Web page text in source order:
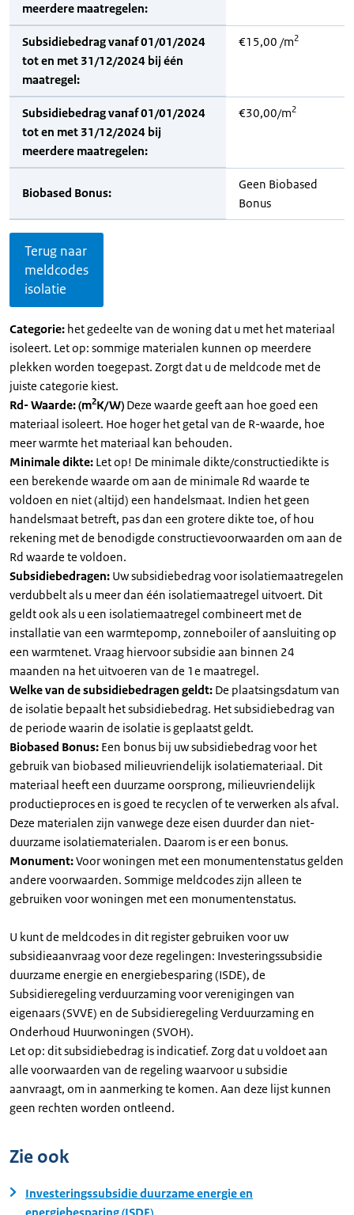
meerdere maatregelen:
Subsidiebedrag vanaf 01/01/2024
tot en met 31/12/2024 bij één
maatregel:
€15,00 /m2
Subsidiebedrag vanaf 01/01/2024
tot en met 31/12/2024 bij
meerdere maatregelen:
€30,00/m2
Biobased Bonus:
Geen Biobased
Bonus
Terug naar
meldcodes
isolatie
Categorie: het gedeelte van de woning dat u met het materiaal
isoleert. Let op: sommige materialen kunnen op meerdere
plekken worden toegepast. Zorgt dat u de meldcode met de
juiste categorie kiest.
Rd- Waarde: (m2K/W) Deze waarde geeft aan hoe goed een
materiaal isoleert. Hoe hoger het getal van de R-waarde, hoe
meer warmte het materiaal kan behouden.
Minimale dikte: Let op! De minimale dikte/constructiedikte is
een berekende waarde om aan de minimale Rd waarde te
voldoen en niet (altijd) een handelsmaat. Indien het geen
handelsmaat betreft, pas dan een grotere dikte toe, of hou
rekening met de benodigde constructievoorwaarden om aan de
Rd waarde te voldoen.
Subsidiebedragen: Uw subsidiebedrag voor isolatiemaatregelen
verdubbelt als u meer dan één isolatiemaatregel uitvoert. Dit
geldt ook als u een isolatiemaatregel combineert met de
installatie van een warmtepomp, zonneboiler of aansluiting op
een warmtenet. Vraag hiervoor subsidie aan binnen 24
maanden na het uitvoeren van de 1e maatregel.
Welke van de subsidiebedragen geldt: De plaatsingsdatum van
de isolatie bepaalt het subsidiebedrag. Het subsidiebedrag van
de periode waarin de isolatie is geplaatst geldt.
Biobased Bonus: Een bonus bij uw subsidiebedrag voor het
gebruik van biobased milieuvriendelijk isolatiemateriaal. Dit
materiaal heeft een duurzame oorsprong, milieuvriendelijk
productieproces en is goed te recyclen of te verwerken als afval.
Deze materialen zijn vanwege deze eisen duurder dan niet-
duurzame isolatiematerialen. Daarom is er een bonus.
Monument:Voor woningen met een monumentenstatus gelden
andere voorwaarden. Sommige meldcodes zijn alleen te
gebruiken voor woningen met een monumentenstatus.
U kunt de meldcodes in dit register gebruiken voor uw
subsidieaanvraag voor deze regelingen: Investeringssubsidie
duurzame energie en energiebesparing (ISDE), de
Subsidieregeling verduurzaming voor verenigingen van
eigenaars (SVVE) en de Subsidieregeling Verduurzaming en
Onderhoud Huurwoningen (SVOH).
Let op: dit subsidiebedrag is indicatief. Zorg dat u voldoet aan
alle voorwaarden van de regeling waarvoor u subsidie
aanvraagt, om in aanmerking te komen. Aan deze lijst kunnen
geen rechten worden ontleend.
Zie ook
Investeringssubsidie duurzame energie en